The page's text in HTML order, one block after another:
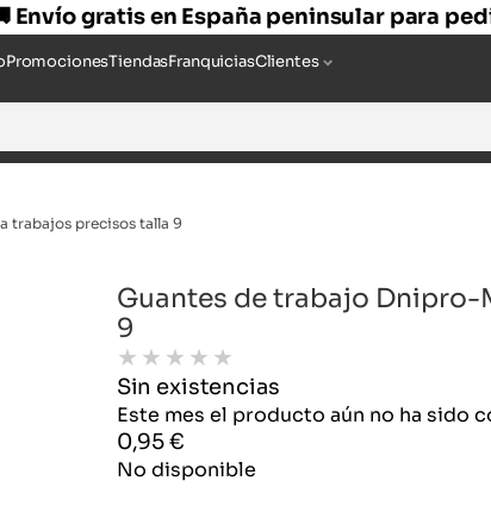
Envío gratis en España peninsular para
PromocionesTiendasFranquiciasClientes
trabajos precisos talla 9
Guantes de trabajo
9
★ ★ ★ ★ ★
Sin existencias
Este mes el producto aún no ha sido
0,95€
No disponible